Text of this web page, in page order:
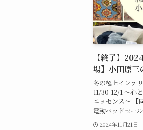
【終了】
場】小田原三
冬の極上インテ
11/30-12/1 ～心
エッセンス～ 【
電動ベッドセール
2024年11月21日